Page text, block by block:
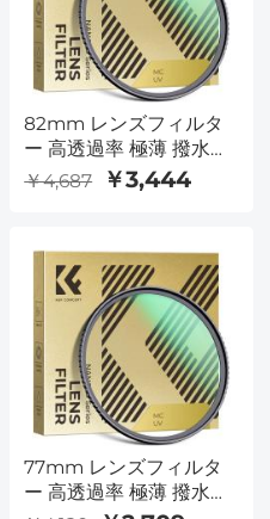
82mm レンズフィルタ
ー 高透過率 極薄 撥水防
汚 AGC日本製光学ガラ
ス レンズ保護用 MCUV
Dazzleシリーズ）
￥4,687 ￥3,444
77mm レンズフィルタ
ー 高透過率 極薄 撥水防